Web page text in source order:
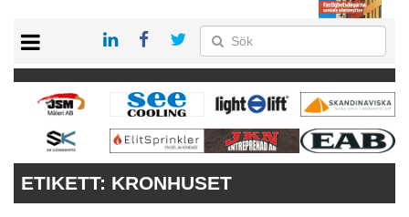
PRENUMERERA
VÅRA ANDRA MAGASIN
ANNONSERA
ETIKETT: KRONHUSET